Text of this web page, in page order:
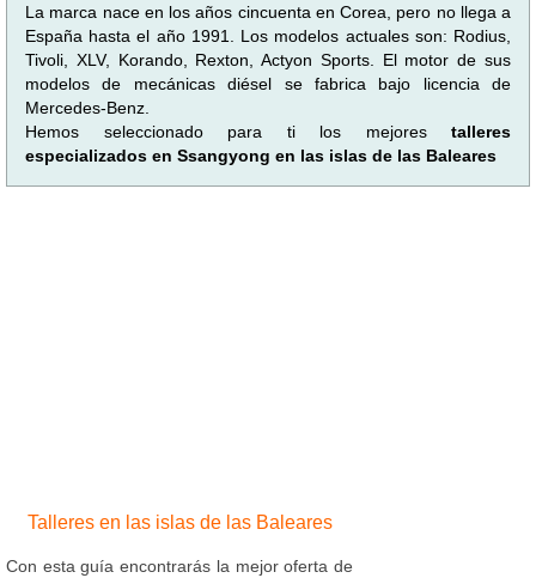
La marca nace en los años cincuenta en Corea, pero no llega a
España hasta el año 1991. Los modelos actuales son: Rodius,
Tivoli, XLV, Korando, Rexton, Actyon Sports. El motor de sus
modelos de mecánicas diésel se fabrica bajo licencia de
Mercedes-Benz.
Hemos seleccionado para ti los mejores talleres
especializados en Ssangyong en las islas de las Baleares
Talleres en las islas de las Baleares
Con esta guía encontrarás la mejor oferta de